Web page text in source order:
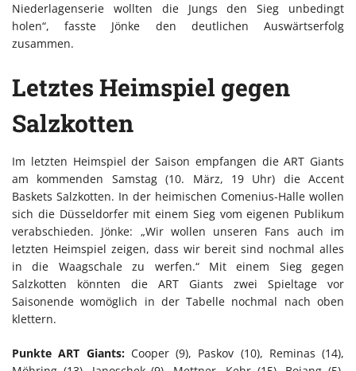
Niederlagenserie wollten die Jungs den Sieg unbedingt
holen“, fasste Jönke den deutlichen Auswärtserfolg
zusammen.
Letztes Heimspiel gegen
Salzkotten
Im letzten Heimspiel der Saison empfangen die ART Giants
am kommenden Samstag (10. März, 19 Uhr) die Accent
Baskets Salzkotten. In der heimischen Comenius-Halle wollen
sich die Düsseldorfer mit einem Sieg vom eigenen Publikum
verabschieden. Jönke: „Wir wollen unseren Fans auch im
letzten Heimspiel zeigen, dass wir bereit sind nochmal alles
in die Waagschale zu werfen.“ Mit einem Sieg gegen
Salzkotten könnten die ART Giants zwei Spieltage vor
Saisonende womöglich in der Tabelle nochmal nach oben
klettern.
Punkte ART Giants:Cooper (9), Paskov (10), Reminas (14),